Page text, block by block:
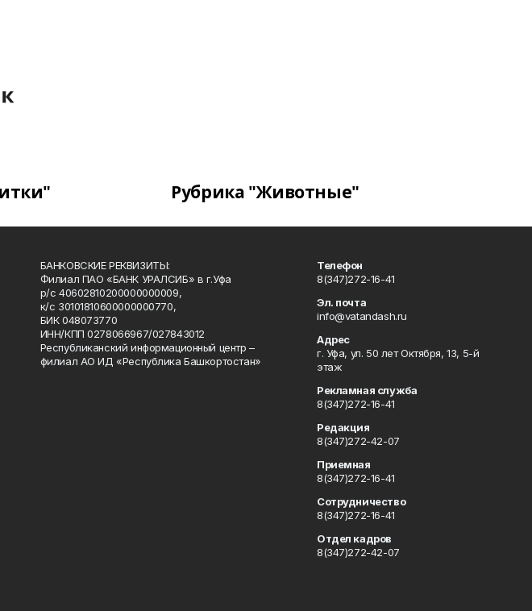
Рубрика "Животные"
БАНКОВСКИЕ РЕКВИЗИТЫ:
Филиал ПАО «БАНК УРАЛСИБ» в г.Уфа
р/с 40602810200000000009,
к/с 30101810600000000770,
БИК 048073770
ИНН/КПП 0278066967/027843012
Республиканский информационный центр –
филиал АО ИД «Республика Башкортостан»
Телефон
8(347)272-16-41
Эл. почта
info@vatandash.ru
Адрес
г. Уфа, ул. 50 лет Октября, 13, 5-й
этаж
Рекламная служба
8(347)272-16-41
Редакция
8(347)272-42-07
Приемная
8(347)272-16-41
Сотрудничество
8(347)272-16-41
Отдел кадров
8(347)272-42-07